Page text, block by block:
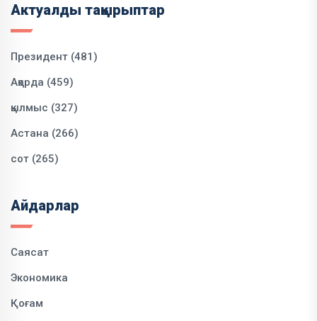
Актуалды тақырыптар
Президент (481)
Ақорда (459)
қылмыс (327)
Астана (266)
сот (265)
Айдарлар
Саясат
Экономика
Қоғам